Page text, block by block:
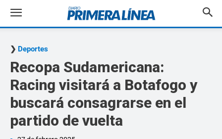
Deportes
Recopa Sudamericana:
Racing visitará a Botafogo y
buscará consagrarse en el
partido de vuelta